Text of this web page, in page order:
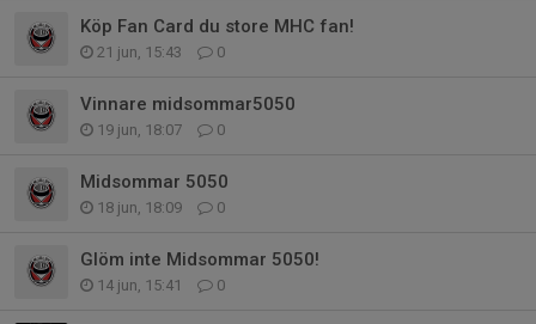
Köp Fan Card du store MHC fan!
21 jun, 15:43 0
Vinnare midsommar5050
19 jun, 18:07 0
Midsommar 5050
18 jun, 18:09 0
Glöm inte Midsommar 5050!
14 jun, 15:41 0